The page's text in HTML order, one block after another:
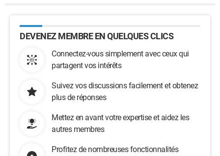
DEVENEZ MEMBRE EN QUELQUES CLICS
Connectez-vous simplement avec ceux qui
partagent vos intérêts
Suivez vos discussions facilement et obtenez
plus de réponses
Mettez en avant votre expertise et aidez les
autres membres
Profitez de nombreuses fonctionnalités